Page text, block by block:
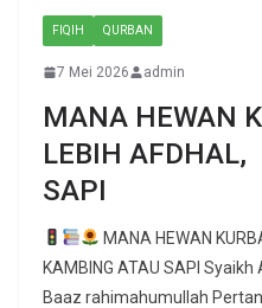
FIQIH QURBAN
7 Mei 2026 admin
MANA HEWAN
LEBIH AFDHAL,
SAPI
MANA HEWAN
KAMBING ATAU SAPI
Baaz rahimahumullah